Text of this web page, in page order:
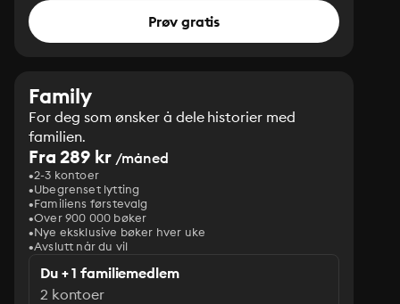
Prøv gratis
Family
For deg som ønsker å dele historier med
familien.
Fra 289 kr/måned
2-3 kontoer
Ubegrenset lytting
Familiens førstevalg
Over 900 000 bøker
Nye eksklusive bøker hver uke
Avslutt når du vil
Du + 1 familiemedlem
2 kontoer